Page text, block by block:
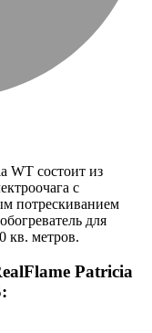
WT состоит из
с
потрескиванием
для
кв. метров.
Patricia